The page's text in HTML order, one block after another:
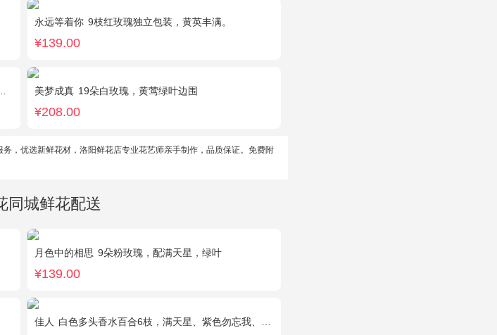
永远等着你 9枝红玫瑰独立包装，黄英丰满。
¥139.00
美梦成真 19朵白玫瑰，黄莺绿叶边围
¥208.00
，优选新鲜花材，洛阳鲜花店专业花艺师亲手制作，品质保证。免费附
同城鲜花配送
月色中的相思 9朵粉玫瑰，配满天星，绿叶
¥139.00
佳人 白色多头香水百合6枝，满天星、紫色勿忘我、绿叶丰满